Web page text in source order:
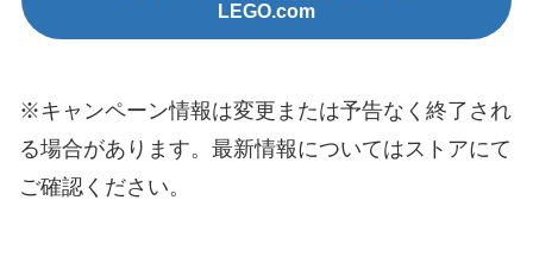
LEGO.com
※キャンペーン情報は変更または予告なく終了され
る場合があります。最新情報についてはストアにて
ご確認ください。